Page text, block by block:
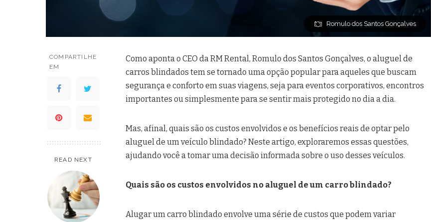
Romulo dos Santos Gonçalves
COMPARTILHE
EM
READ NEXT
Como aponta o CEO da RM Rental, Romulo dos Santos Gonçalves, o aluguel de
carros blindados tem se tornado uma opção popular para aqueles que buscam
segurança e conforto em suas viagens, seja para eventos corporativos, encontros
importantes ou simplesmente para se sentir mais protegido no dia a dia.
Mas, afinal, quais são os custos envolvidos e os benefícios reais de optar pelo
aluguel de um veículo blindado? Neste artigo, exploraremos essas questões,
ajudando você a tomar uma decisão informada sobre o uso desses veículos.
Quais são os custos envolvidos no aluguel de um carro blindado?
Alugar um carro blindado envolve uma série de custos que podem variar